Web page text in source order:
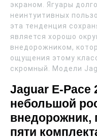
экраном. Ягуары
неинтуитивных
эта тенденция
является хорошо
внедорожником,
ощущения этому
скромный. Модели
Jaguar E-Pace
небольшой
внедорожник,
пяти